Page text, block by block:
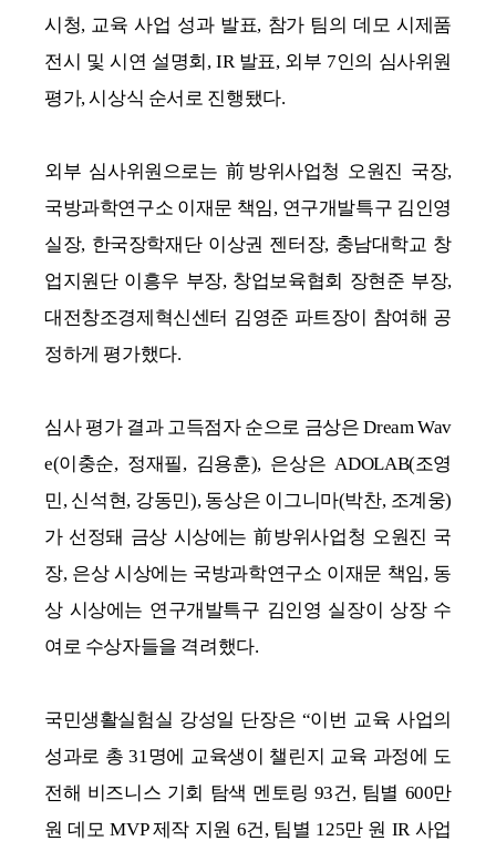
시청, 교육 사업 성과 발표, 참가 팀의 데모 시제품
전시 및 시연 설명회, IR 발표, 외부 7인의 심사위원
평가, 시상식 순서로 진행됐다.
외부 심사위원으로는 前방위사업청 오원진 국장,
국방과학연구소 이재문 책임, 연구개발특구 김인영
실장, 한국장학재단 이상권 젠터장, 충남대학교 창
업지원단 이흥우 부장, 창업보육협회 장현준 부장,
대전창조경제혁신센터 김영준 파트장이 참여해 공
정하게 평가했다.
심사 평가 결과 고득점자 순으로 금상은 Dream Wav
e(이충순, 정재필, 김용훈), 은상은 ADOLAB(조영
민, 신석현, 강동민), 동상은 이그니마(박찬, 조계웅)
가 선정돼 금상 시상에는 前방위사업청 오원진 국
장, 은상 시상에는 국방과학연구소 이재문 책임, 동
상 시상에는 연구개발특구 김인영 실장이 상장 수
여로 수상자들을 격려했다.
국민생활실험실 강성일 단장은 “이번 교육 사업의
성과로 총 31명에 교육생이 챌린지 교육 과정에 도
전해 비즈니스 기회 탐색 멘토링 93건, 팀별 600만
원 데모 MVP 제작 지원 6건, 팀별 125만 원 IR 사업